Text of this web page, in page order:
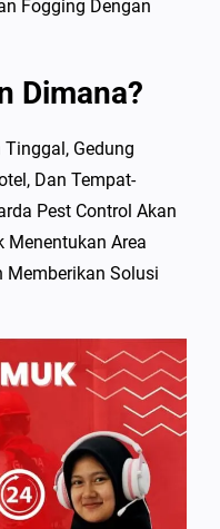
Fogging Dengan
Dimana?
Gedung
Dan Tempat-
Pest Control Akan
Menentukan Area
Memberikan Solusi